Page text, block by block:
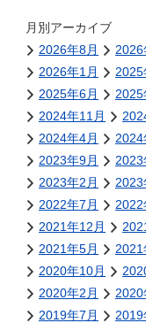
消防・防災
年金・保険
税金
住まい・土地
環境・ゴミ
上下水道
交通・道路
安全・防犯
ペット・動物
相談窓口
月別アーカイブ
2026年8月
2026
2026年1月
2025
2025年6月
2025
2024年11月
2024年4月
2024
2023年9月
2023
2023年2月
2023
2022年7月
2022
2021年12月
2021年5月
2021
2020年10月
2020年2月
2020
2019年7月
2019